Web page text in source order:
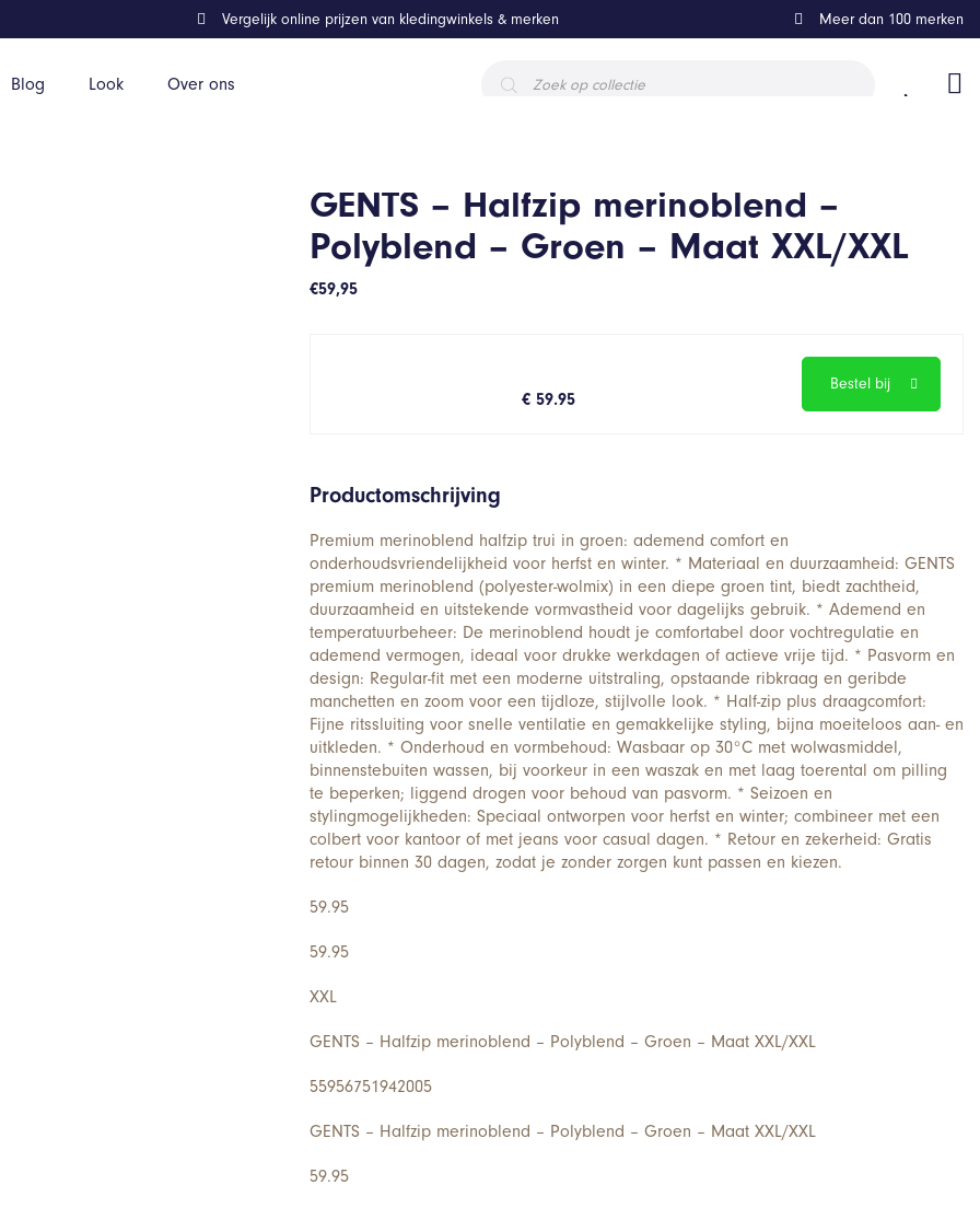
Blog Look Over ons
zoeken
Vergelijk online prijzen van kledingwinkels & merken Meer dan 100 merken
GENTS – Halfzip merinoblend –
Polyblend – Groen – Maat XXL/XXL
€59,95
€ 59.95
Bestel bij
Productomschrijving
Premium merinoblend halfzip trui in groen: ademend comfort en
onderhoudsvriendelijkheid voor herfst en winter. * Materiaal en duurzaamheid: GENTS
premium merinoblend (polyester-wolmix) in een diepe groen tint, biedt zachtheid,
duurzaamheid en uitstekende vormvastheid voor dagelijks gebruik. * Ademend en
temperatuurbeheer: De merinoblend houdt je comfortabel door vochtregulatie en
ademend vermogen, ideaal voor drukke werkdagen of actieve vrije tijd. * Pasvorm en
design: Regular-fit met een moderne uitstraling, opstaande ribkraag en geribde
manchetten en zoom voor een tijdloze, stijlvolle look. * Half-zip plus draagcomfort:
Fijne ritssluiting voor snelle ventilatie en gemakkelijke styling, bijna moeiteloos aan- en
uitkleden. * Onderhoud en vormbehoud: Wasbaar op 30°C met wolwasmiddel,
binnenstebuiten wassen, bij voorkeur in een waszak en met laag toerental om pilling
te beperken; liggend drogen voor behoud van pasvorm. * Seizoen en
stylingmogelijkheden: Speciaal ontworpen voor herfst en winter; combineer met een
colbert voor kantoor of met jeans voor casual dagen. * Retour en zekerheid: Gratis
retour binnen 30 dagen, zodat je zonder zorgen kunt passen en kiezen.
59.95
59.95
XXL
GENTS – Halfzip merinoblend – Polyblend – Groen – Maat XXL/XXL
55956751942005
GENTS – Halfzip merinoblend – Polyblend – Groen – Maat XXL/XXL
59.95